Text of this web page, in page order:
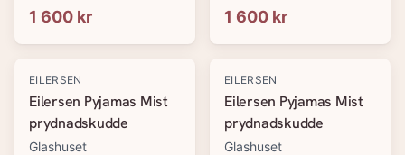
1 600 kr 1 600 kr
EILERSEN
Eilersen Pyjamas Mist
prydnadskudde
Glashuset
EILERSEN
Eilersen Pyjamas Mist
prydnadskudde
Glashuset